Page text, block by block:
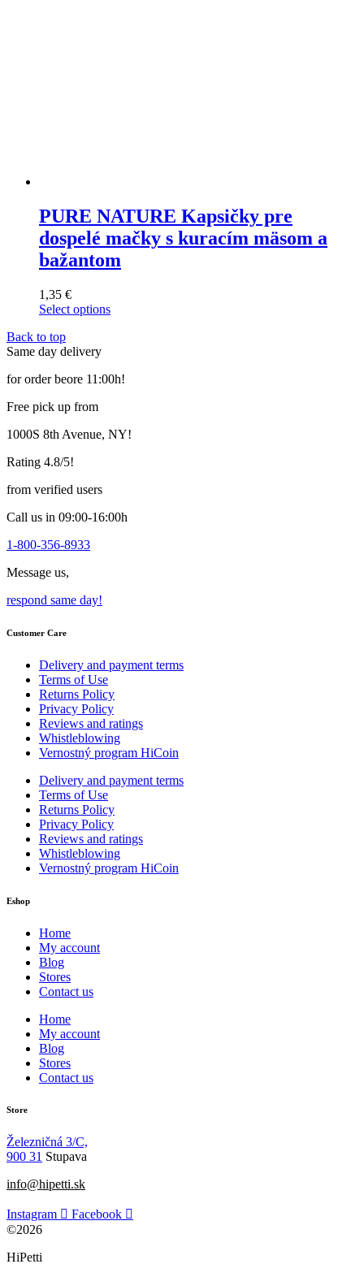
PURE NATURE Kapsičky pre
dospelé mačky s kuracím mäsom a
bažantom
1,35 €
Select options
product
has
variants.
options
be
chosen
on
the
product
page
Back to top
Same day delivery
for order beore 11:00h!
Free pick up from
1000S 8th Avenue, NY!
Rating 4.8/5!
from verified users
Call us in 09:00-16:00h
1-800-356-8933
Message us,
respond same day!
Customer Care
Delivery and payment terms
Terms of Use
Returns Policy
Privacy Policy
Reviews and ratings
Whistleblowing
Vernostný program HiCoin
Delivery and payment terms
Terms of Use
Returns Policy
Privacy Policy
Reviews and ratings
Whistleblowing
Vernostný program HiCoin
Eshop
Home
My account
Blog
Stores
Contact us
Home
My account
Blog
Stores
Contact us
Store
Železničná 3/C,
900 31 Stupava
info@hipetti.sk
Instagram
Facebook
©2026
HiPetti